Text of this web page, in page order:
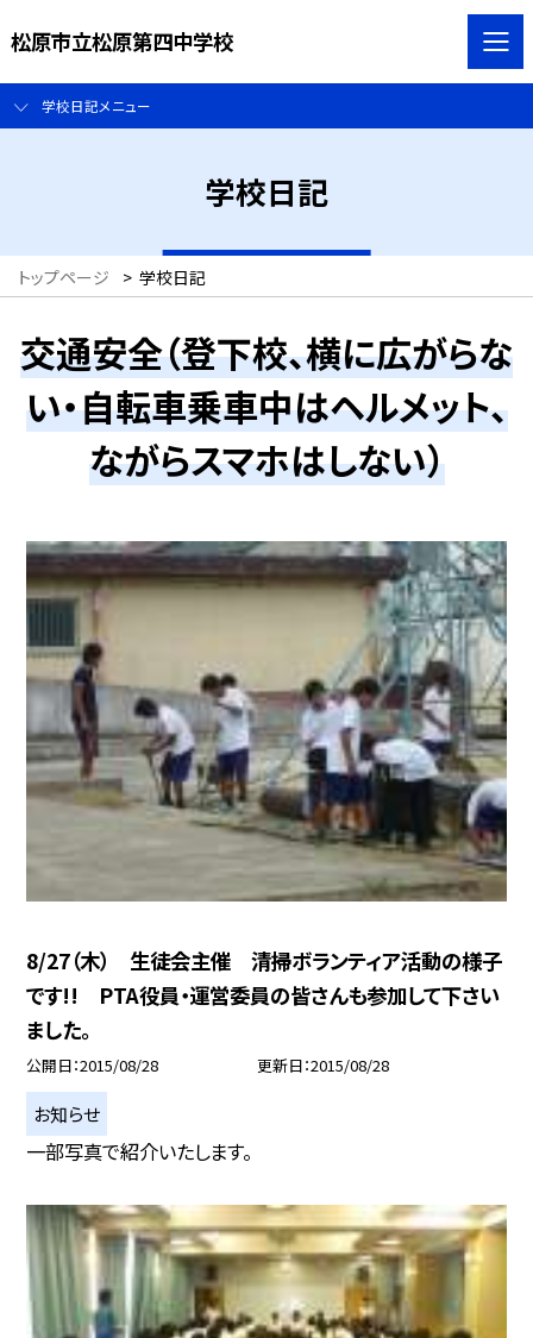
松原市立松原第四中学校
学校日記メニュー
学校日記
トップページ > 学校日記
交通安全（登下校、横に広がらな
い・自転車乗車中はヘルメット、
ながらスマホはしない）
8/27（木） 生徒会主催 清掃ボランティア活動の様子
です!! PTA役員・運営委員の皆さんも参加して下さい
ました。
公開日 2015/08/28 更新日 2015/08/28
お知らせ
一部写真で紹介いたします。